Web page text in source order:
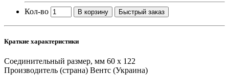
Кол-во В корзину Быстрый заказ
Краткие характеристики
Соединительный размер, мм 60 х 122
Производитель (страна) Вентс (Украина)